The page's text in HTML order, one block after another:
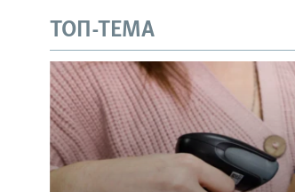
ТОП-ТЕМА